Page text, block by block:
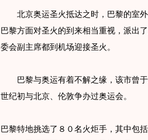
北京奥运圣火抵达之时，巴黎的室外
巴黎方面对圣火的到来相当重视，派出
委会副主席都到机场迎接圣火。
巴黎与奥运有着不解之缘，该市曾于
世纪初与北京、伦敦争办过奥运会。
巴黎特地挑选了８０名火炬手，其中包